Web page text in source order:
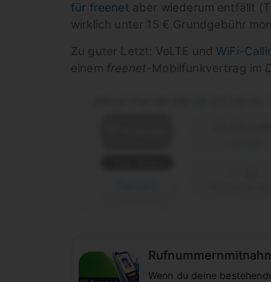
für freenet aber wiederum entfällt
wirklich unter 15 € Grundgebühr
Zu guter Letzt: VoLTE und WiFi-
einem freenet-Mobilfunkvertrag im
Wenn du deine